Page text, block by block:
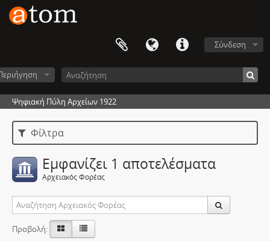
Σύνδεση
Ψηφιακή Πύλη Αρχείων 1922
Φίλτρα
Εμφανίζει 1 αποτελέσματα
Αρχειακός Φορέας
Προβολή: